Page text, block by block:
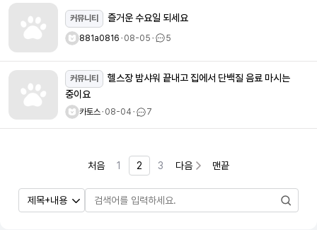
커뮤니티 즐거운 수요일 되세요
881a0816ㆍ08-05ㆍ 5
커뮤니티
중이요
카토스ㆍ08-04ㆍ 7
처음 1 2 3 다음 맨끝